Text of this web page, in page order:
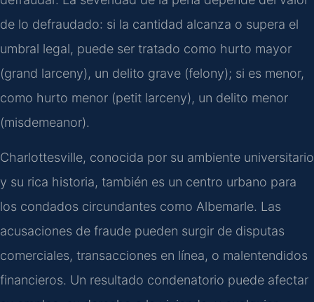
de lo defraudado: si la cantidad alcanza o supera el
umbral legal, puede ser tratado como hurto mayor
(grand larceny), un delito grave (felony); si es menor,
como hurto menor (petit larceny), un delito menor
(misdemeanor).
Charlottesville, conocida por su ambiente universitario
y su rica historia, también es un centro urbano para
los condados circundantes como Albemarle. Las
acusaciones de fraude pueden surgir de disputas
comerciales, transacciones en línea, o malentendidos
financieros. Un resultado condenatorio puede afectar